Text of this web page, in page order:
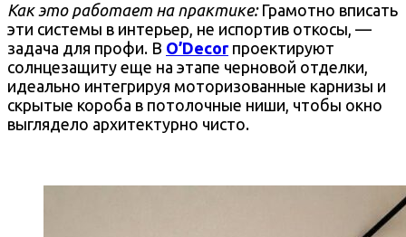
Как это работает на практике:Грамотно вписать
эти системы в интерьер, не испортив откосы, —
задача для профи. В O’Decorпроектируют
солнцезащиту еще на этапе черновой отделки,
идеально интегрируя моторизованные карнизы и
скрытые короба в потолочные ниши, чтобы окно
выглядело архитектурно чисто.